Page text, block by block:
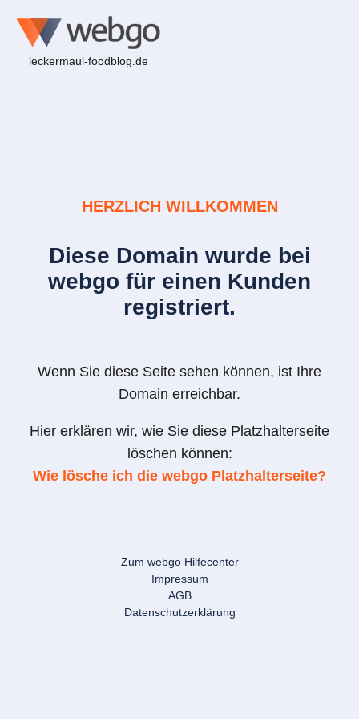
leckermaul-foodblog.de
HERZLICH WILLKOMMEN
Diese Domain wurde bei
webgo für einen Kunden
registriert.
Wenn Sie diese Seite sehen können, ist Ihre
Domain erreichbar.
Hier erklären wir, wie Sie diese Platzhalterseite
löschen können:
Wie lösche ich die webgo Platzhalterseite?
Zum webgo Hilfecenter
Impressum
AGB
Datenschutzerklärung